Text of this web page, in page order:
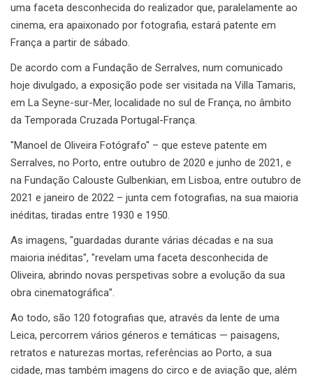
uma faceta desconhecida do realizador que, paralelamente ao
cinema, era apaixonado por fotografia, estará patente em
França a partir de sábado.
De acordo com a Fundação de Serralves, num comunicado
hoje divulgado, a exposição pode ser visitada na Villa Tamaris,
em La Seyne-sur-Mer, localidade no sul de França, no âmbito
da Temporada Cruzada Portugal-França.
"Manoel de Oliveira Fotógrafo" – que esteve patente em
Serralves, no Porto, entre outubro de 2020 e junho de 2021, e
na Fundação Calouste Gulbenkian, em Lisboa, entre outubro de
2021 e janeiro de 2022 – junta cem fotografias, na sua maioria
inéditas, tiradas entre 1930 e 1950.
As imagens, "guardadas durante várias décadas e na sua
maioria inéditas", "revelam uma faceta desconhecida de
Oliveira, abrindo novas perspetivas sobre a evolução da sua
obra cinematográfica".
Ao todo, são 120 fotografias que, através da lente de uma
Leica, percorrem vários géneros e temáticas — paisagens,
retratos e naturezas mortas, referências ao Porto, a sua
cidade, mas também imagens do circo e de aviação que, além